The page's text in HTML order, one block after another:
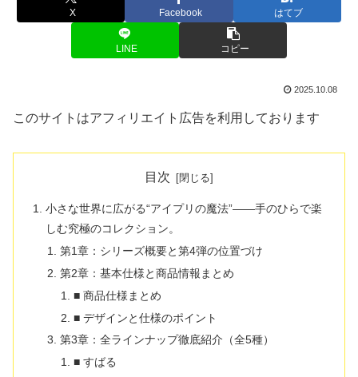
X Facebook はてブ
LINE コピー
2025.10.08
このサイトはアフィリエイト広告を利用しております
目次
小さな世界に広がる“アイプリの魔法”――手のひらで楽
しむ究極のコレクション。
第1章：シリーズ概要と第4弾の位置づけ
第2章：基本仕様と商品情報まとめ
■ 商品仕様まとめ
■ デザインと仕様のポイント
第3章：全ラインナップ徹底紹介（全5種）
■ すばる